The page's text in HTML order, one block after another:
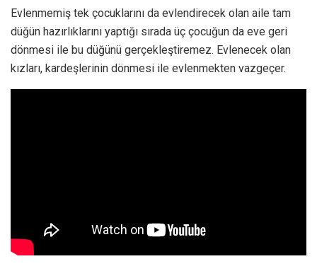
Evlenmemiş tek çocuklarını da evlendirecek olan aile tam
düğün hazırlıklarını yaptığı sırada üç çocuğun da eve geri
dönmesi ile bu düğünü gerçekleştiremez. Evlenecek olan
kızları, kardeşlerinin dönmesi ile evlenmekten vazgeçer.